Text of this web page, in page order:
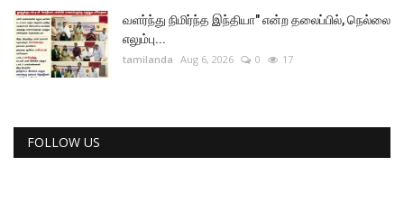
வளர்ந்து நிமிர்ந்த இந்தியா" என்ற தலைப்பில், நெல்லை
எலும்பு...
tamilanda Aug 6, 2026 0 17
FOLLOW US